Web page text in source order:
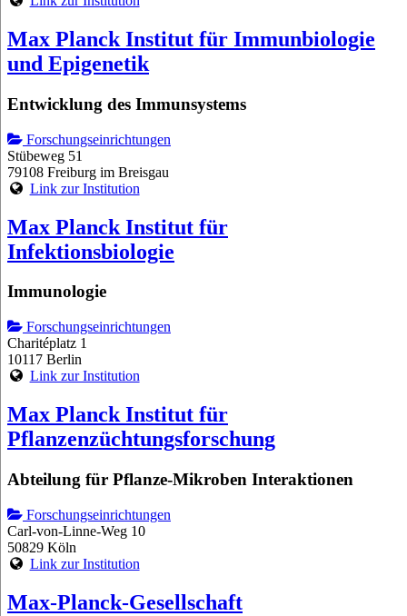
Max Planck Institut für Immunbiologie
und Epigenetik
Entwicklung des Immunsystems
Forschungseinrichtungen
Stübeweg 51
79108 Freiburg im Breisgau
Link zur Institution
Max Planck Institut für
Infektionsbiologie
Immunologie
Forschungseinrichtungen
Charitéplatz 1
10117 Berlin
Link zur Institution
Max Planck Institut für
Pflanzenzüchtungsforschung
Abteilung für Pflanze-Mikroben Interaktionen
Forschungseinrichtungen
Carl-von-Linne-Weg 10
50829 Köln
Link zur Institution
Max-Planck-Gesellschaft